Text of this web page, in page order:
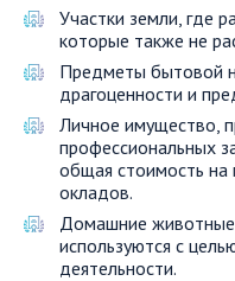
Участки земли, где
которые также не
Предметы бытовой
драгоценности и
Личное имущество,
профессиональных
общая стоимость
окладов.
Домашние
используются с
деятельности.